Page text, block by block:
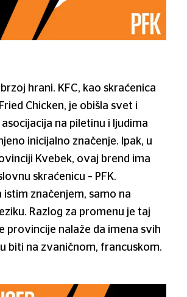
hrani. KFC, kao skraćenica
Chicken, je obišla svet i
na piletinu i ljudima
inicijalno značenje. Ipak, u
Kvebek, ovaj brend ima
skraćenicu – PFK.
istim značenjem, samo na
Razlog za promenu je taj
provincije nalaže da imena svih
biti na zvaničnom, francuskom.